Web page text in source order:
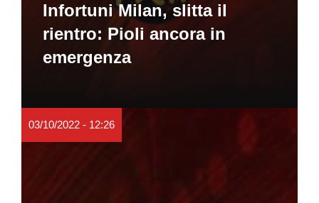
Infortuni Milan, slitta il
rientro: Pioli ancora in
emergenza
03/10/2022 - 12:26